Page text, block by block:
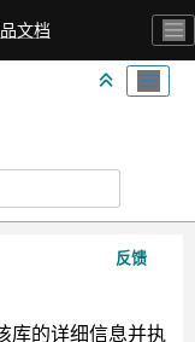
文档
反馈
库的详细信息并执